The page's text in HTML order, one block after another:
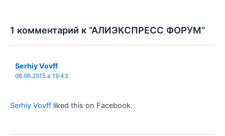
r
e
t
r
R
u
в
и
1 комментарий к “АЛИЭКСПРЕСС ФОРУМ”
Serhiy Vovff
06.06.2015 в 19:43
Serhiy Vovff liked this on Facebook.